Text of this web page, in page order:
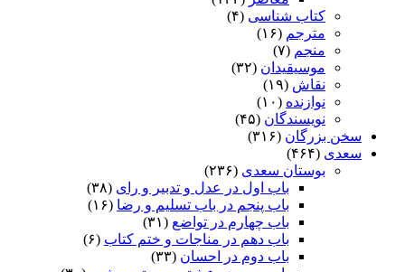
کتاب شناسی (۴)
مترجم (۱۶)
منجم (۷)
موسیقیدان (۳۲)
نقاش (۱۹)
نوازنده (۱۰)
نویسندگان (۴۵)
سخن بزرگان (۳۱۶)
سعدی (۴۶۴)
بوستان سعدی (۲۳۶)
باب اول در عدل و تدبیر و رای (۳۸)
باب پنجم در باب تسلیم و رضا (۱۶)
باب چهارم در تواضع (۳۱)
باب دهم در مناجات و ختم کتاب (۶)
باب دوم در احسان (۳۳)